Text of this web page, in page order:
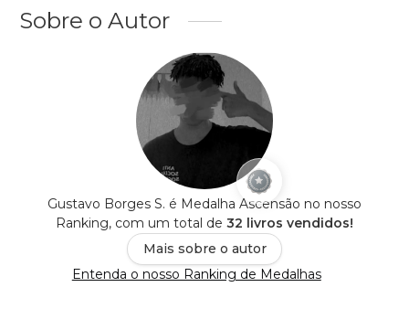
Sobre o Autor
Gustavo Borges S. é Medalha Ascensão no nosso
Ranking, com um total de 32 livros vendidos!
Mais sobre o autor
Entenda o nosso Ranking de Medalhas